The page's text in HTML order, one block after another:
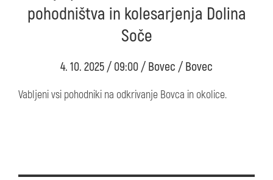
pohodništva in kolesarjenja Dolina
Soče
4. 10. 2025 / 09:00 / Bovec / Bovec
Vabljeni vsi pohodniki na odkrivanje Bovca in okolice.